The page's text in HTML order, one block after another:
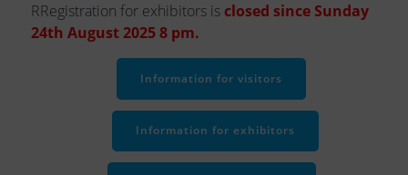
RRegistration for exhibitors is closed since Sunday
24th August 2025 8 pm.
Information for visitors
Information for exhibitors